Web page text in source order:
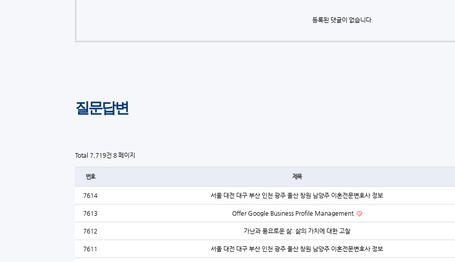
등록된 댓글이 없습니다.
질문답변
Total 7,719건 8 페이지
번호 제목
7614 서울 대전 대구 부산 인천 광주 울산 창원 남양주 이혼전문변호사 정보
7613 Offer Google Business Profile Management
7612 가난과 풍요로운 삶: 삶의 가치에 대한 고찰
7611 서울 대전 대구 부산 인천 광주 울산 창원 남양주 이혼전문변호사 정보